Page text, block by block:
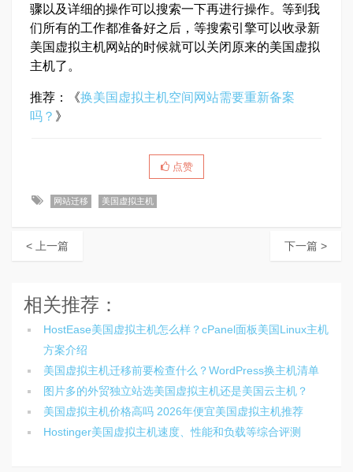
骤以及详细的操作可以搜索一下再进行操作。等到我
们所有的工作都准备好之后，等搜索引擎可以收录新
美国虚拟主机网站的时候就可以关闭原来的美国虚拟
主机了。
推荐：《换美国虚拟主机空间网站需要重新备案
吗？ 》
点赞
网站迁移 美国虚拟主机
< 上一篇 下一篇 >
相关推荐：
HostEase美国虚拟主机怎么样？cPanel面板美国Linux主机
方案介绍
美国虚拟主机迁移前要检查什么？WordPress换主机清单
图片多的外贸独立站选美国虚拟主机还是美国云主机？
美国虚拟主机价格高吗 2026年便宜美国虚拟主机推荐
Hostinger美国虚拟主机速度、性能和负载等综合评测